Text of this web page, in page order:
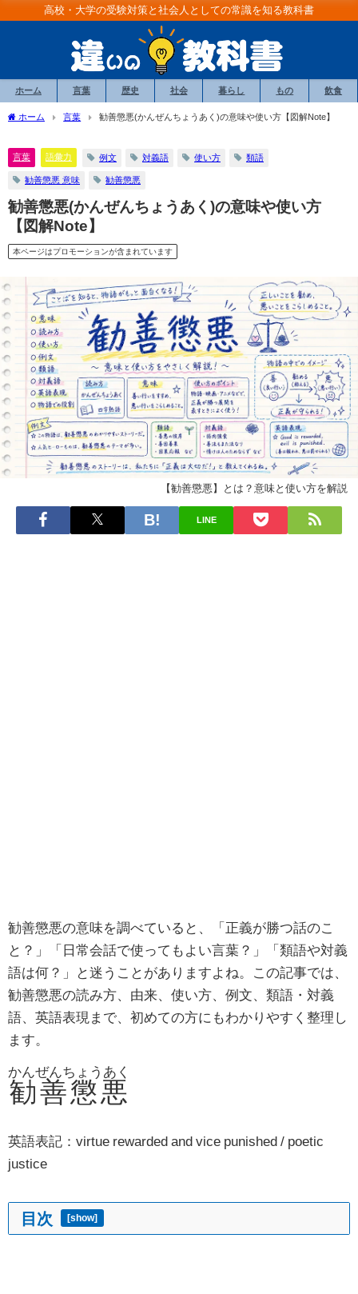
高校・大学の受験対策と社会人としての常識を知る教科書
ホーム 言葉 歴史 社会 暮らし もの 飲食
ホーム 言葉 勧善懲悪(かんぜんちょうあく)の意味や使い方【図解Note】
言葉 語彙力 例文 対義語 使い方 類語
勧善懲悪 意味 勧善懲悪
勧善懲悪(かんぜんちょうあく)の意味や使い方
【図解Note】
本ページはプロモーションが含まれています
【勧善懲悪】とは？意味と使い方を解説
LINE
勧善懲悪の意味を調べていると、「正義が勝つ話のこ
と？」「日常会話で使ってもよい言葉？」「類語や対義
語は何？」と迷うことがありますよね。この記事では、
勧善懲悪の読み方、由来、使い方、例文、類語・対義
語、英語表現まで、初めての方にもわかりやすく整理し
ます。
勧善懲悪
かんぜんちょうあく
英語表記：virtue rewarded and vice punished / poetic
justice
目次 [show]